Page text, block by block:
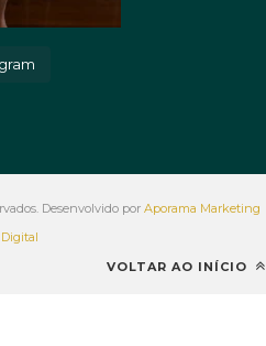
Desenvolvido por Aporama Marketing
Digital
VOLTAR AO INÍCIO